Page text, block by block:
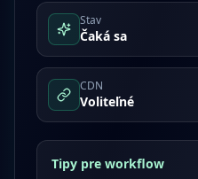
Stav
Čaká sa
CDN
Voliteľné
Tipy pre workflow